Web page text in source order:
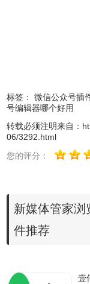
无效CRX-
插件安装时出现
好后即可使用。
标签： 微信公众号插
号编辑器哪个好用
转载必须注明来自：
06/3292.html
您的评分：
新媒体管家
件推荐
壹